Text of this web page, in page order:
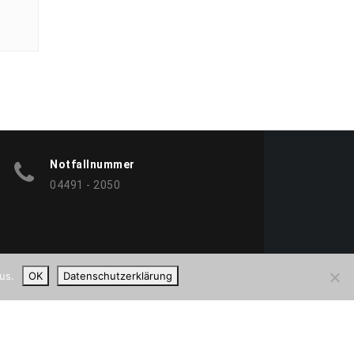
Notfallnummer
04491 - 2050
OK Datenschutzerklärung